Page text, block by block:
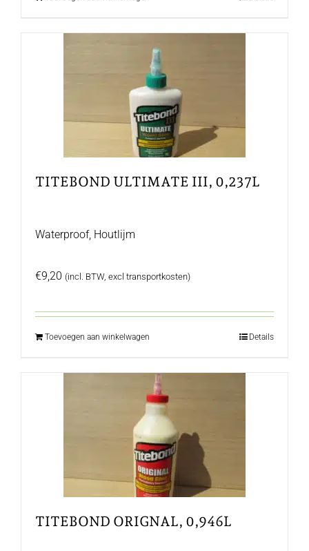
TITEBOND ULTIMATE III, 0,237L
Waterproof, Houtlijm
€9,20 (incl. BTW, excl transportkosten)
Toevoegen aan winkelwagen Details
TITEBOND ORIGNAL, 0,946L